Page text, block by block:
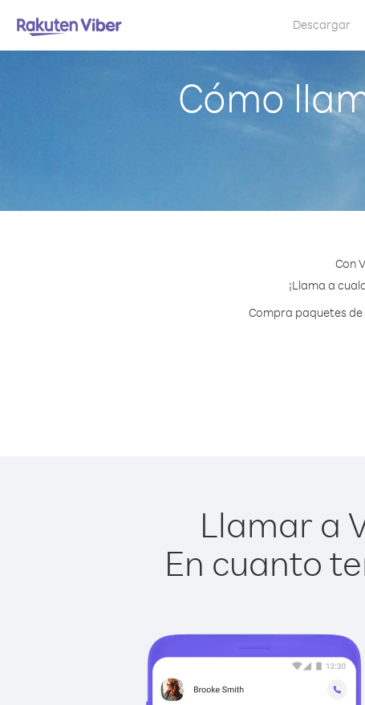
Descargar
Cómo
Con
¡Llama a
Compra paquetes
Llamar a
En cuanto